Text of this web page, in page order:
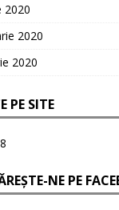
2020
2020
2020
PE SITE
NE PE